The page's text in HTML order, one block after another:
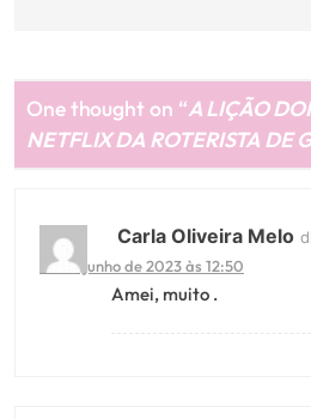
One thought on “A LIÇÃO
NETFLIX DA ROTERISTA DE
Carla Oliveira Melo
20 de junho de 2023 às 12:50
Amei, muito .